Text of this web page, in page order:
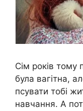
Сім років тому
була вагітна,
псувати тобі
навчання. А